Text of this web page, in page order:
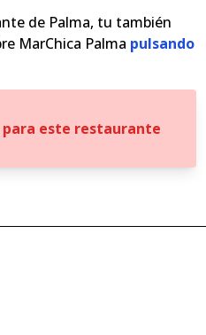
de Palma, tu también
MarChica Palma pulsando
este restaurante